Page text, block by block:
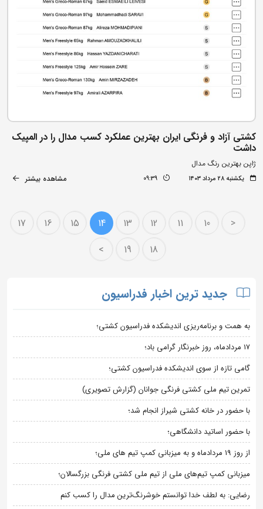
کشتی آزاد و فرنگی ایران بهترین عملکرد کسب مدال را در المپیک
داشت
ژاپن بهترین رنگ مدال
یکشنبه ۲۸ مرداد ۱۴۰۳ 09:39 مشاهده بیشتر
<
10
11
12
13
14
15
16
17
18
19
>
جدید ترین اخبار فدراسیون
به همت و برنامه‌ریزی اندیشکده فدراسیون کشتی؛
۱۷ مردادماه، روز خبرنگار گرامی باد؛
گامی تازه از سوی اندیشکده فدراسیون کشتی؛
تمرین تیم ملی کشتی فرنگی جوانان (گزارش تصویری)
با حضور در خانه کشتی شیراز انجام شد؛
با حضور اساتید دانشگاهی؛
از روز 19 مردادماه و به میزبانی کمپ تیم های ملی؛
میزبانی کمپ تیم‌های ملی از تیم ملی کشتی فرنگی بزرگسالان؛
رضایی: به لطف خدا توانستم خوشرنگ‌ترین مدال را کسب کنم